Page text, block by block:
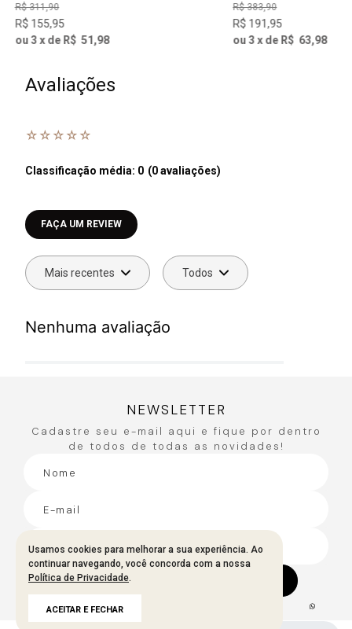
R$ 311,90
R$ 155,95
ou3x de R$ 51,98
R$ 383,90
R$ 191,95
ou 3 x de R$ 63,98
Avaliações
☆ ☆ ☆ ☆ ☆
Classificação média: 0 (0 avaliações)
Faça login para escrever uma avaliação.
Mais recentes Todos
Nenhuma avaliação
Usamos cookies para melhorar a sua experiência. Ao
continuar navegando, você concorda com a nossa
Política de Privacidade.
ACEITAR E FECHAR
NEWSLETTER
Cadastre seu e-mail aqui e fique por dentro
de todos de todas as novidades!